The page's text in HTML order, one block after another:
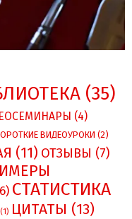
(35)
(4)
ВИДЕОУРОКИ (2)
(11) ОТЗЫВЫ (7)
СТАТИСТИКА
(1) ЦИТАТЫ (13)